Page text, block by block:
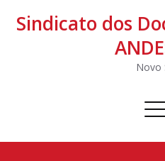
Sindicato dos
Novo